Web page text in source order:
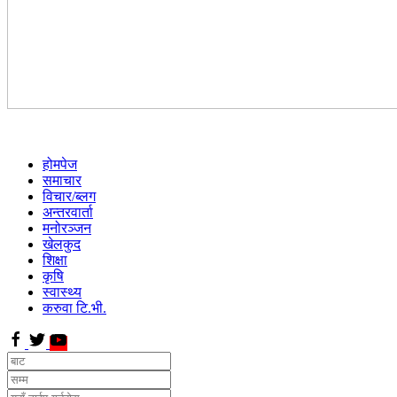
होमपेज
समाचार
विचार/ब्लग
अन्तरवार्ता
मनोरञ्जन
खेलकुद
शिक्षा
कृषि
स्वास्थ्य
करुवा टि.भी.